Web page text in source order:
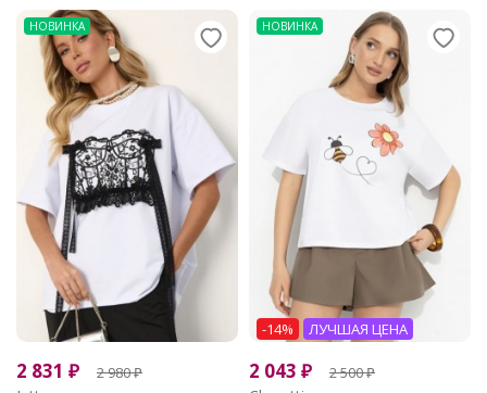
НОВИНКА
2 831 ₽ 2 980₽
НОВИНКА
-14% ЛУЧШАЯ ЦЕНА
2 043 ₽ 2 500₽